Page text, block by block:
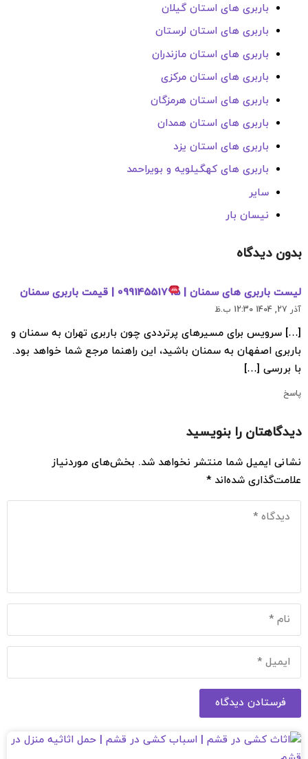
باربری های استان گیلان
باربری های استان لرستان
باربری های استان مازندران
باربری های استان مرکزی
باربری های استان هرمزگان
باربری های استان همدان
باربری های استان یزد
باربری های کهگیلویه و بویراحمد
سایر
نیسان بار
بدون دیدگاه
لیست باربری‌ های سمنان |09914551795 | قیمت باربری سمنان
آذر 27, 1404 12:30 ب.ظ
[…] سرویس برای مسیرهای پرترددی چون باربری تهران به سمنان و
باربری اصفهان به سمنان باشید، این راهنما مرجع شما خواهد بود.
با بررسی […]
پاسخ
دیدگاهتان را بنویسید
نشانی ایمیل شما منتشر نخواهد شد. بخش‌های موردنیاز
علامت‌گذاری شده‌اند*
فرستادن دیدگاه